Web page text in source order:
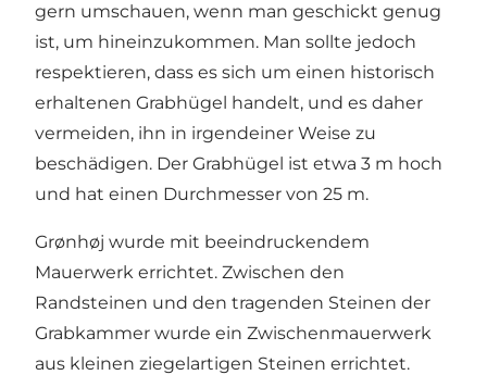
gern umschauen, wenn man geschickt genug
ist, um hineinzukommen. Man sollte jedoch
respektieren, dass es sich um einen historisch
erhaltenen Grabhügel handelt, und es daher
vermeiden, ihn in irgendeiner Weise zu
beschädigen. Der Grabhügel ist etwa 3 m hoch
und hat einen Durchmesser von 25 m.
Grønhøj wurde mit beeindruckendem
Mauerwerk errichtet. Zwischen den
Randsteinen und den tragenden Steinen der
Grabkammer wurde ein Zwischenmauerwerk
aus kleinen ziegelartigen Steinen errichtet.